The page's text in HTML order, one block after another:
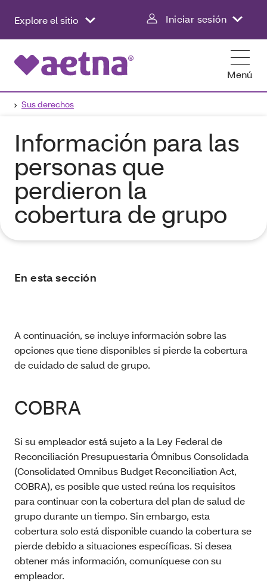
Explore el sitio Iniciar sesión
Menú
Sus derechos
Información para las
personas que
perdieron la
cobertura de grupo
En esta sección
A continuación, se incluye información sobre las
opciones que tiene disponibles si pierde la cobertura
de cuidado de salud de grupo.
COBRA
Si su empleador está sujeto a la Ley Federal de
Reconciliación Presupuestaria Ómnibus Consolidada
(Consolidated Omnibus Budget Reconciliation Act,
COBRA), es posible que usted reúna los requisitos
para continuar con la cobertura del plan de salud de
grupo durante un tiempo. Sin embargo, esta
cobertura solo está disponible cuando la cobertura se
pierde debido a situaciones específicas. Si desea
obtener más información, comuníquese con su
empleador.